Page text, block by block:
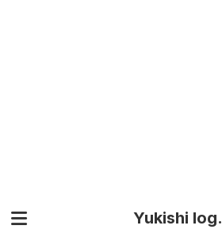
Yukishi log.